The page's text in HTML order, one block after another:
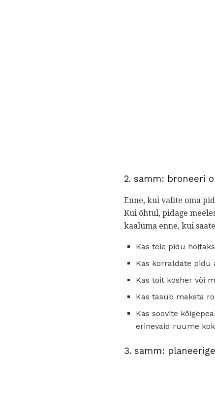
2. samm: broneeri
Enne, kui valite oma
Kui õhtul, pidage
kaaluma enne, kui
Kas teie pidu
Kas korraldate pidu
Kas toit kosher või
Kas tasub maksta
Kas soovite
erinevaid ruume
3. samm: